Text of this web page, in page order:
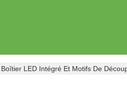
LED Intégré Et Motifs De